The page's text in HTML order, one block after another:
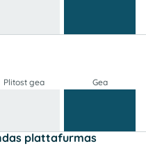
Plitost gea Gea
plattafurmas